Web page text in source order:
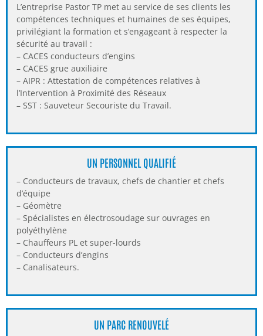
L’entreprise Pastor TP met au service de ses clients les
compétences techniques et humaines de ses équipes,
privilégiant la formation et s’engageant à respecter la
sécurité au travail :
– CACES conducteurs d’engins
– CACES grue auxiliaire
– AIPR : Attestation de compétences relatives à
l’Intervention à Proximité des Réseaux
– SST : Sauveteur Secouriste du Travail.
UN PERSONNEL QUALIFIÉ
– Conducteurs de travaux, chefs de chantier et chefs
d’équipe
– Géomètre
– Spécialistes en électrosoudage sur ouvrages en
polyéthylène
– Chauffeurs PL et super-lourds
– Conducteurs d’engins
– Canalisateurs.
UN PARC RENOUVELÉ